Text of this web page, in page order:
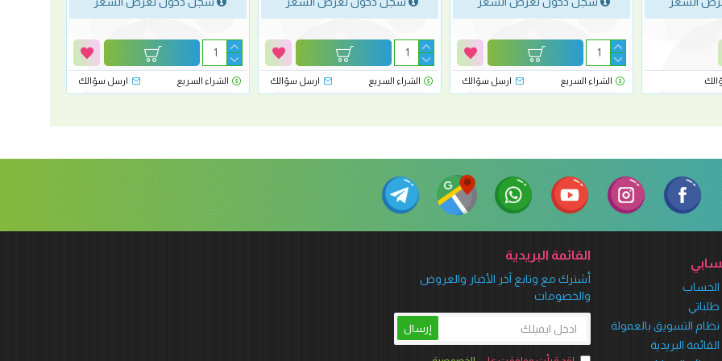
الشراء السريع ارسل سؤالك الشراء السريع ارسل سؤالك الشراء السريع ارسل سؤالك
الحساب
طلباتي
نظام التسويق بالعمولة
القائمة البريدية
القائمة البريدية
أشترك مع وتابع آخر الأخبار والعروض
والخصومات
إرسال